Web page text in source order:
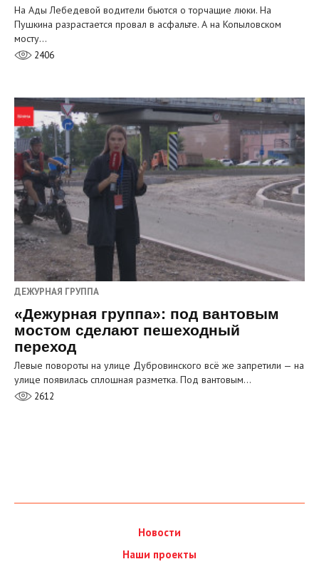
На Ады Лебедевой водители бьются о торчащие люки. На
Пушкина разрастается провал в асфальте. А на Копыловском
мосту…
2406
ДЕЖУРНАЯ ГРУППА
«Дежурная группа»: под вантовым
мостом сделают пешеходный
переход
Левые повороты на улице Дубровинского всё же запретили — на
улице появилась сплошная разметка. Под вантовым…
2612
Новости
Наши проекты